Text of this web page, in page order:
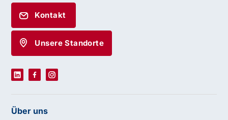
Kontakt
Unsere Standorte
Über uns